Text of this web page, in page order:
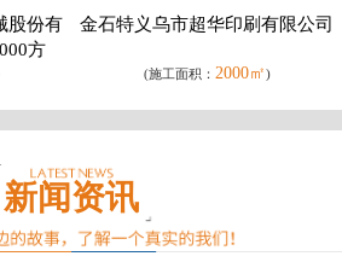
股份有
方
金石特义乌市超华印刷有限公司
(施工面积： 2000㎡)
新闻资讯